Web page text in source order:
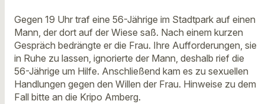
Gegen 19 Uhr traf eine 56-Jährige im Stadtpark auf einen
Mann, der dort auf der Wiese saß. Nach einem kurzen
Gespräch bedrängte er die Frau. Ihre Aufforderungen, sie
in Ruhe zu lassen, ignorierte der Mann, deshalb rief die
56-Jährige um Hilfe. Anschließend kam es zu sexuellen
Handlungen gegen den Willen der Frau. Hinweise zu dem
Fall bitte an die Kripo Amberg.